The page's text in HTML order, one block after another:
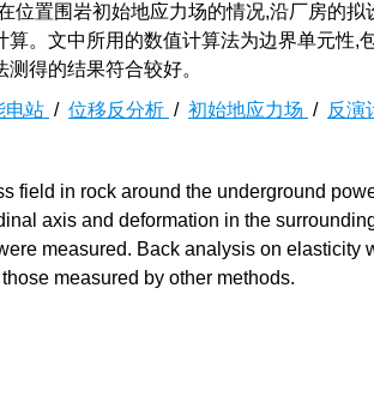
位置围岩初始地应力场的情况,沿厂房的拟
。文中所用的数值计算法为边界单元性,
得的结果符合较好。
电站 / 位移反分析 / 初始地应力场 / 反演
field in rock around the underground
axis and deformation in the
measured. Back analysis on elasticity
measured by other methods.